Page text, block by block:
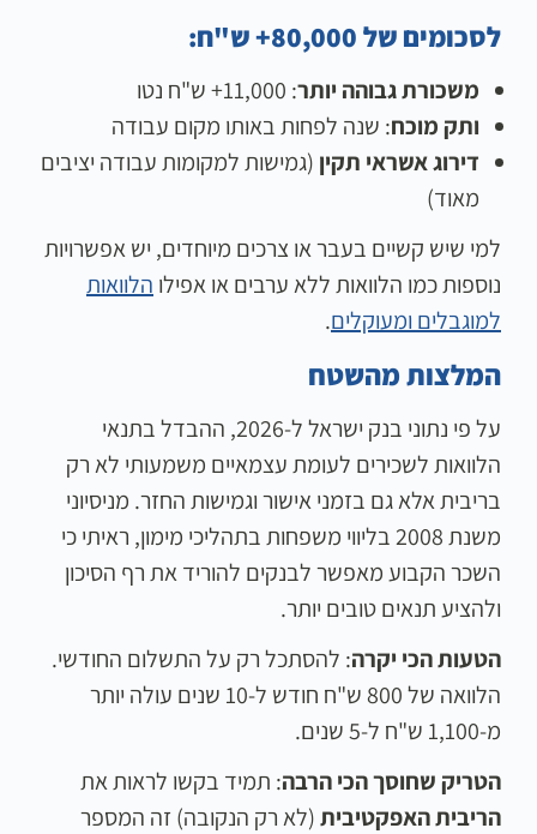
לסכומים של 80,000+ ש"ח:
משכורת גבוהה יותר: 11,000+ ש"ח נטו
ותק מוכח: שנה לפחות באותו מקום עבודה
דירוג אשראי תקין (גמישות למקומות עבודה יציבים
מאוד)
למי שיש קשיים בעבר או צרכים מיוחדים, יש אפשרויות
נוספות כמו הלוואות ללא ערבים או אפילו הלוואות
למוגבלים ומעוקלים.
המלצות מהשטח
על פי נתוני בנק ישראל ל-2026, ההבדל בתנאי
הלוואות לשכירים לעומת עצמאיים משמעותי לא רק
בריבית אלא גם בזמני אישור וגמישות החזר. מניסיוני
משנת 2008 בליווי משפחות בתהליכי מימון, ראיתי כי
השכר הקבוע מאפשר לבנקים להוריד את רף הסיכון
ולהציע תנאים טובים יותר.
הטעות הכי יקרה: להסתכל רק על התשלום החודשי.
הלוואה של 800 ש"ח חודש ל-10 שנים עולה יותר
מ-1,100 ש"ח ל-5 שנים.
הטריק שחוסך הכי הרבה: תמיד בקשו לראות את
הריבית האפקטיבית(לא רק הנקובה) זה המספר